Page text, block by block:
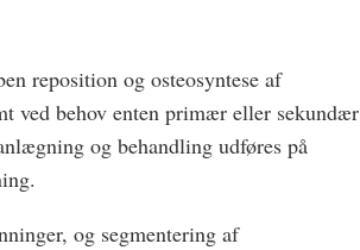
reposition og osteosyntese af
ved behov enten primær eller sekundær
og behandling udføres på
og segmentering af